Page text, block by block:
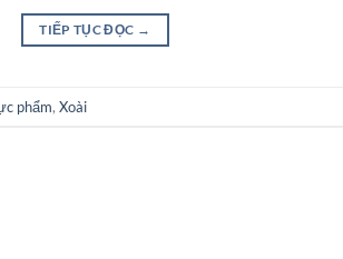
TIẾP TỤC ĐỌC →
phẩm, Xoài